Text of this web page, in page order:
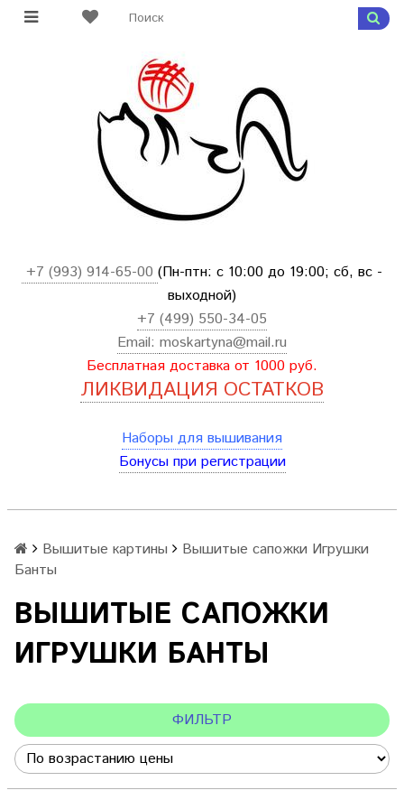
+7 (993) 914-65-00 (Пн-птн: с 10:00 до 19:00; сб, вс -
выходной)
+7 (499) 550-34-05
Email: moskartyna@mail.ru
Бесплатная доставка от 1000 руб.
ЛИКВИДАЦИЯ ОСТАТКОВ
Наборы для вышивания
Бонусы при регистрации
Вышитые картины
Вышитые сапожки Игрушки
Банты
ВЫШИТЫЕ САПОЖКИ
ИГРУШКИ БАНТЫ
ФИЛЬТР